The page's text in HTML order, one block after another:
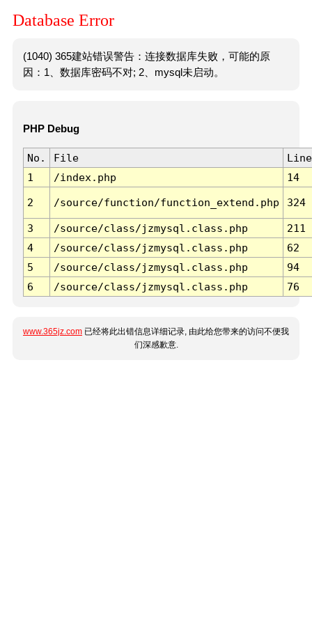
Database Error
(1040) 365建站错误警告：连接数据库失败，可能的原
因：1、数据库密码不对; 2、mysql未启动。
PHP Debug
No. File
Line
1
/index.php 14
2 /source/function/function_extend.php 324
3 /source/class/jzmysql.class.php
211
4
/source/class/jzmysql.class.php
62
5
/source/class/jzmysql.class.php
94
6
/source/class/jzmysql.class.php 76
www.365jz.com 已经将此出错信息详细记录, 由此给您带来的访问不便我
们深感歉意.